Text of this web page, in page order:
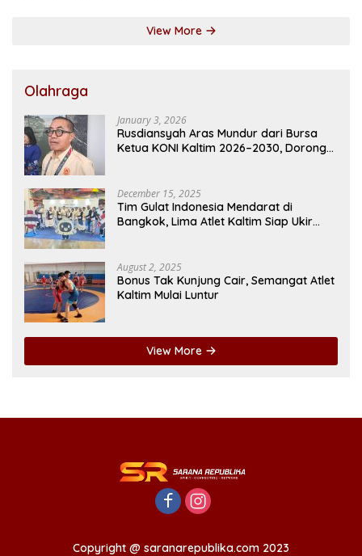
View More
Olahraga
January 3, 2026
Rusdiansyah Aras Mundur dari Bursa
Ketua KONI Kaltim 2026–2030, Dorong
December 15, 2025
Tim Gulat Indonesia Mendarat di
Bangkok, Lima Atlet Kaltim Siap Ukir
August 2, 2025
Bonus Tak Kunjung Cair, Semangat Atlet
Kaltim Mulai Luntur
View More
Copyright @ saranarepublika.com 2023